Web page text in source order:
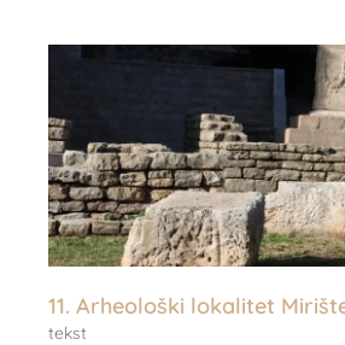
11. Arheološki lokalitet
tekst